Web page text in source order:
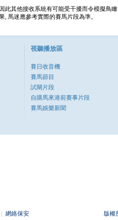
此其他接收系統有可能受干擾而令模擬鳥瞰
馬迷應參考實際的賽馬片段為準。
視聽播放區
賽日收音機
賽馬節目
試閘片段
自購馬來港前賽事片段
賽馬娛樂新聞
網絡保安 版權